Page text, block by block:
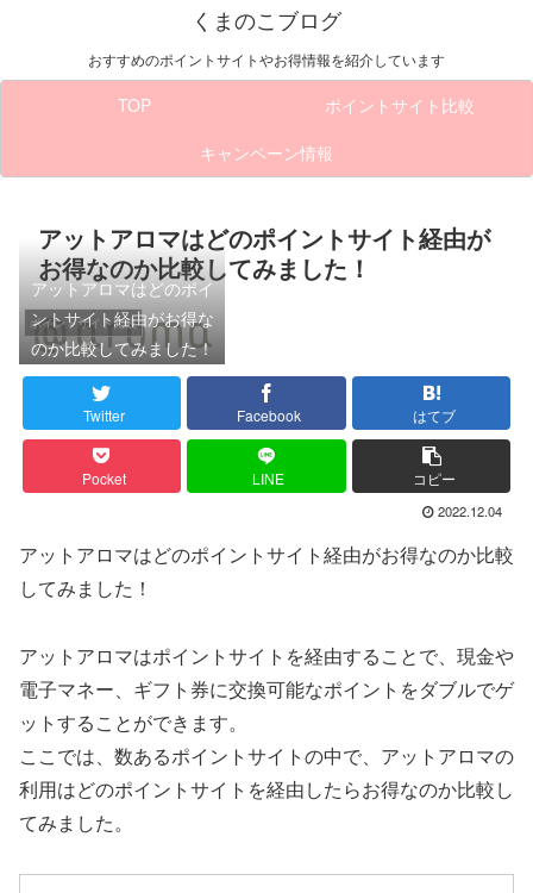
くまのこブログ
おすすめのポイントサイトやお得情報を紹介しています
TOP
ポイントサイト比較
キャンペーン情報
アットアロマはどのポイントサイト経由が
お得なのか比較してみました！
ポイントサイト比較
アットアロマはどのポイ
ントサイト経由がお得な
のか比較してみました！
Twitter Facebook はてブ
Pocket LINE コピー
2022.12.04
アットアロマはどのポイントサイト経由がお得なのか比較
してみました！
アットアロマはポイントサイトを経由することで、現金や
電子マネー、ギフト券に交換可能なポイントをダブルでゲ
ットすることができます。
ここでは、数あるポイントサイトの中で、アットアロマの
利用はどのポイントサイトを経由したらお得なのか比較し
てみました。